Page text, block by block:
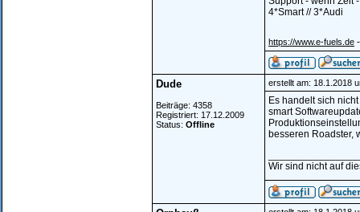
4*Smart // 3*Audi
https://www.e-fuels.de
Dude
Beiträge: 4358
Registriert: 17.12.2009
Status: Offline
erstellt am: 18.1.2018
Es handelt sich
smart
besseren Roadster,
Wir sind nicht auf